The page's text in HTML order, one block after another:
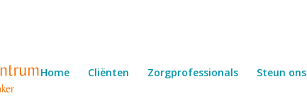
Home Cliënten Zorgprofessionals Steun ons